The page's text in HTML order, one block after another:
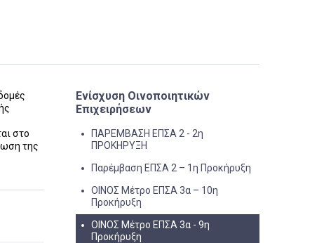
στο
της
Ενίσχυση Οινοποιητικών
Επιχειρήσεων
ΠΑΡΕΜΒΑΣΗ ΕΠΣΑ 2‎ - 2η
ΠΡΟΚΗΡΥΞΗ
Παρέμβαση ΕΠΣΑ 2 – 1η Προκήρυξη
OINΟΣ Μέτρο ΕΠΣΑ 3α – 10η
Προκήρυξη
ΟΙΝΟΣ Μέτρο ΕΠΣΑ 3α - 9η
Προκήρυξη